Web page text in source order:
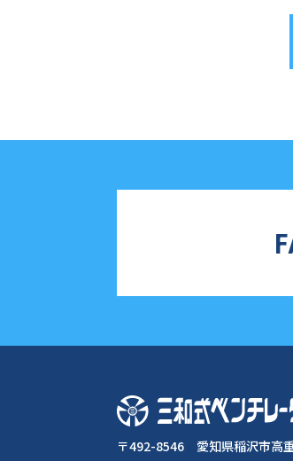
〒492-8546 愛知県稲沢市高